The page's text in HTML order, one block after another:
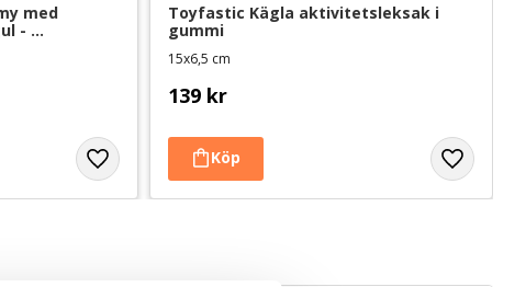
med
-
Toyfastic Kägla aktivitetsleksak i
gummi
15x6,5 cm
139 kr